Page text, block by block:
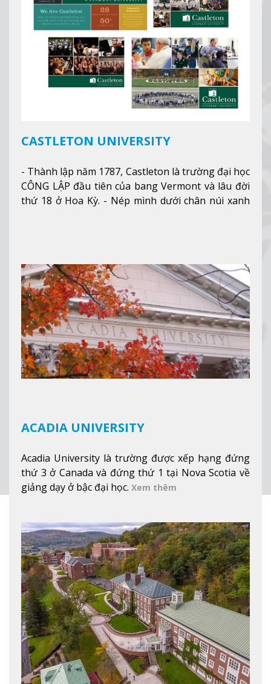
CASTLETON UNIVERSITY
- Thành lập năm 1787, Castleton là trường đại học
CÔNG LẬP đầu tiên của bang Vermont và lâu đời
thứ 18 ở Hoa Kỳ. - Nép mình dưới chân núi xanh
tuyết của trường, sinh viên có thể thưởng thức vẻ
đẹp tự nhiên của Vermont từ mọi góc trong
khuôn viên trường.Xem thêm
ACADIA UNIVERSITY
Acadia University là trường được xếp hạng đứng
thứ 3 ở Canada và đứng thứ 1 tại Nova Scotia về
giảng dạy ở bậc đại học. Xem thêm